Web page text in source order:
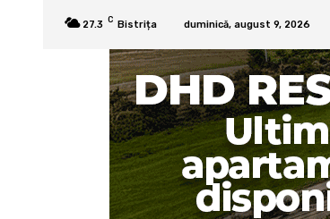
27.3 C Bistrița duminică, august 9, 2026